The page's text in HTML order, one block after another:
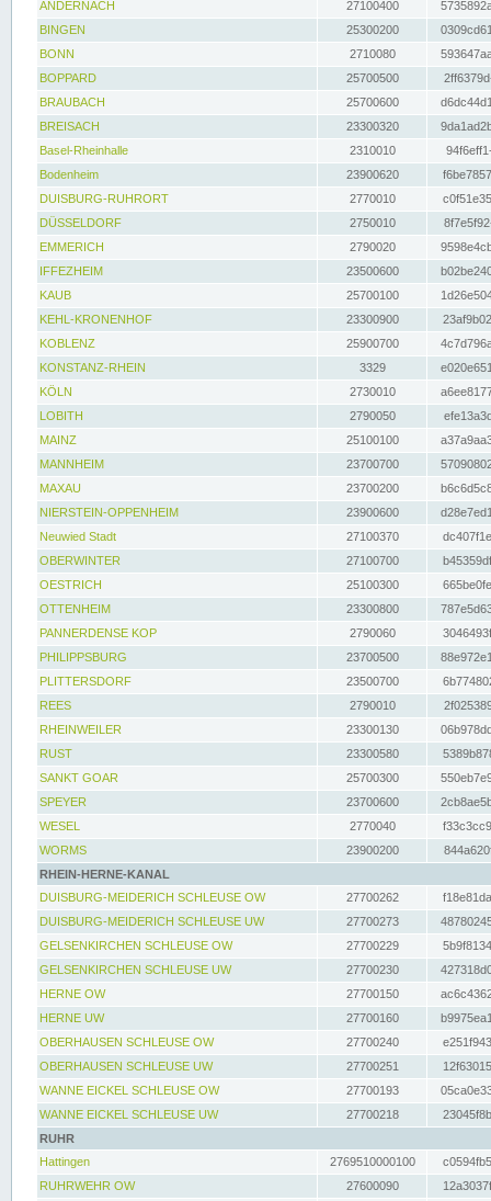
ANDERNACH
27100400
BINGEN
25300200
BONN
2710080
BOPPARD
25700500
BRAUBACH
25700600
BREISACH
23300320
Basel-Rheinhalle
2310010
Bodenheim
23900620
DUISBURG-RUHRORT
2770010
DÜSSELDORF
2750010
EMMERICH
2790020
IFFEZHEIM
23500600
KAUB
25700100
KEHL-KRONENHOF
23300900
KOBLENZ
25900700
KONSTANZ-RHEIN
3329
KÖLN
2730010
LOBITH
2790050
MAINZ
25100100
MANNHEIM
23700700
MAXAU
23700200
NIERSTEIN-OPPENHEIM
23900600
Neuwied Stadt
27100370
OBERWINTER
27100700
OESTRICH
25100300
OTTENHEIM
23300800
PANNERDENSE KOP
2790060
PHILIPPSBURG
23700500
PLITTERSDORF
23500700
REES
2790010
RHEINWEILER
23300130
RUST
23300580
SANKT GOAR
25700300
SPEYER
23700600
WESEL
2770040
WORMS
23900200
RHEIN-HERNE-KANAL
DUISBURG-MEIDERICH SCHLEUSE OW
27700262
DUISBURG-MEIDERICH SCHLEUSE UW
27700273
GELSENKIRCHEN SCHLEUSE OW
27700229
GELSENKIRCHEN SCHLEUSE UW
27700230
HERNE OW
27700150
HERNE UW
27700160
OBERHAUSEN SCHLEUSE OW
27700240
OBERHAUSEN SCHLEUSE UW
27700251
WANNE EICKEL SCHLEUSE OW
27700193
WANNE EICKEL SCHLEUSE UW
27700218
RUHR
Hattingen
2769510000100
RUHRWEHR OW
27600090